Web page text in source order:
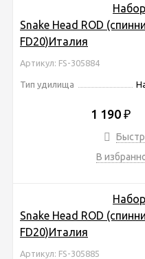
Snake Head ROD
FD20)Италия
Артикул: FS-305884
Тип удилища
1 190 ₽
В
Snake Head ROD
FD20)Италия
Артикул: FS-305885